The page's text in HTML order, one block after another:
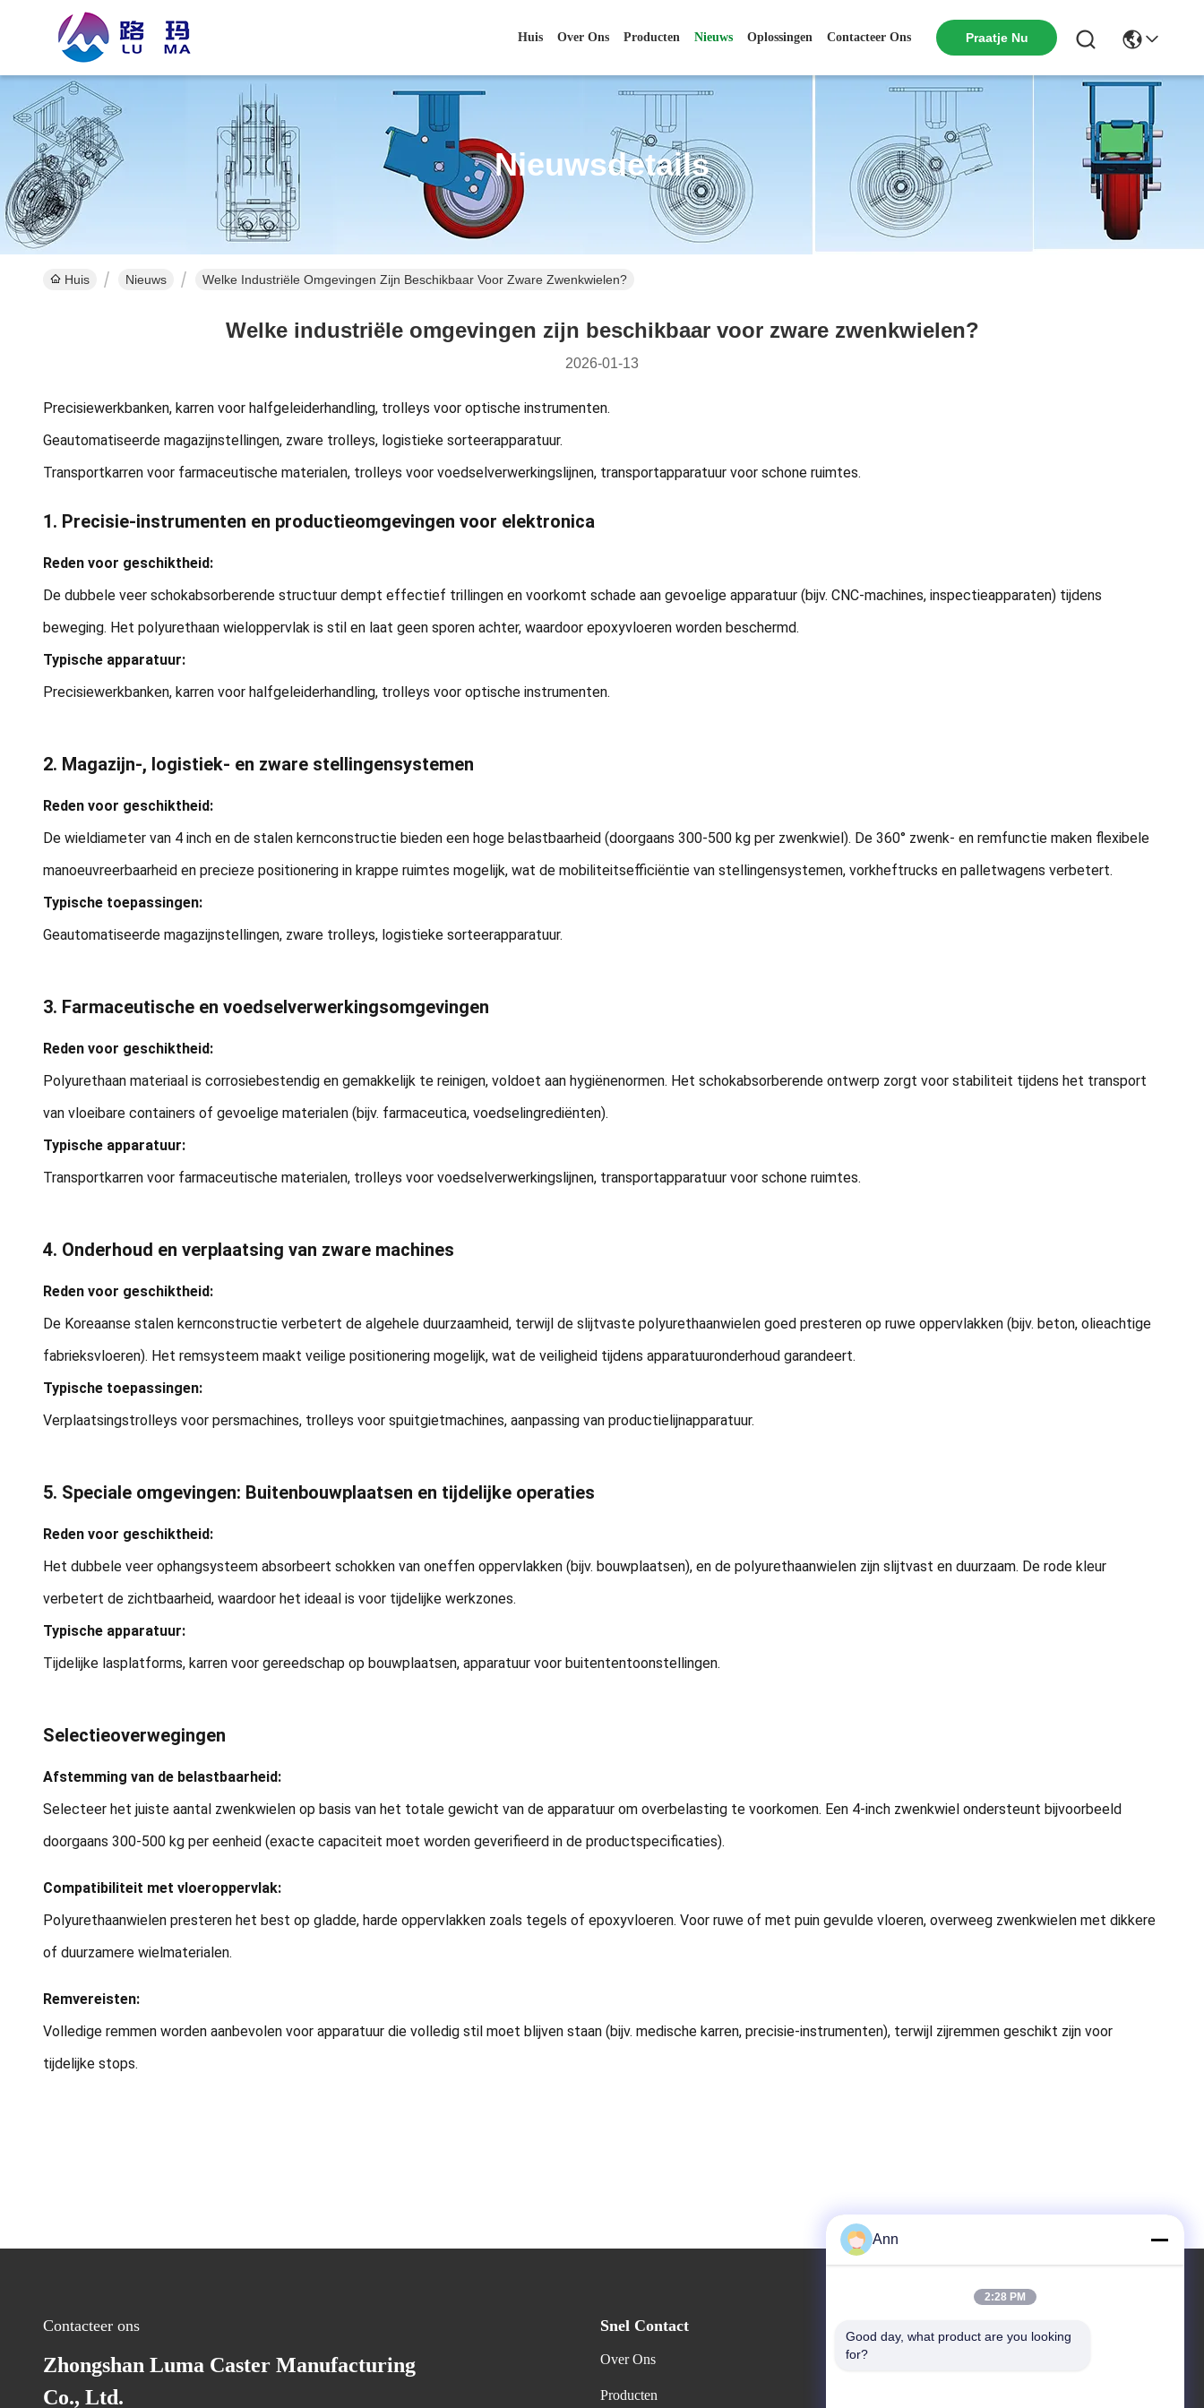
Huis Over Ons Producten Nieuws Oplossingen Contacteer Ons Praatje Nu
Nieuwsdetails
Huis Nieuws Welke Industriële Omgevingen Zijn Beschikbaar Voor Zware Zwenkwielen?
Welke industriële omgevingen zijn beschikbaar voor zware zwenkwielen?
2026-01-13
Precisiewerkbanken, karren voor halfgeleiderhandling, trolleys voor optische instrumenten.
Geautomatiseerde magazijnstellingen, zware trolleys, logistieke sorteerapparatuur.
Transportkarren voor farmaceutische materialen, trolleys voor voedselverwerkingslijnen, transportapparatuur voor schone ruimtes.
1. Precisie-instrumenten en productieomgevingen voor elektronica
Reden voor geschiktheid:
De dubbele veer schokabsorberende structuur dempt effectief trillingen en voorkomt schade aan gevoelige apparatuur (bijv. CNC-machines, inspectieapparaten) tijdens
beweging. Het polyurethaan wieloppervlak is stil en laat geen sporen achter, waardoor epoxyvloeren worden beschermd.
Typische apparatuur:
Precisiewerkbanken, karren voor halfgeleiderhandling, trolleys voor optische instrumenten.
2. Magazijn-, logistiek- en zware stellingensystemen
Reden voor geschiktheid:
De wieldiameter van 4 inch en de stalen kernconstructie bieden een hoge belastbaarheid (doorgaans 300-500 kg per zwenkwiel). De 360° zwenk- en remfunctie maken flexibele
manoeuvreerbaarheid en precieze positionering in krappe ruimtes mogelijk, wat de mobiliteitsefficiëntie van stellingensystemen, vorkheftrucks en palletwagens verbetert.
Typische toepassingen:
Geautomatiseerde magazijnstellingen, zware trolleys, logistieke sorteerapparatuur.
3. Farmaceutische en voedselverwerkingsomgevingen
Reden voor geschiktheid:
Polyurethaan materiaal is corrosiebestendig en gemakkelijk te reinigen, voldoet aan hygiënenormen. Het schokabsorberende ontwerp zorgt voor stabiliteit tijdens het transport
van vloeibare containers of gevoelige materialen (bijv. farmaceutica, voedselingrediënten).
Typische apparatuur:
Transportkarren voor farmaceutische materialen, trolleys voor voedselverwerkingslijnen, transportapparatuur voor schone ruimtes.
4. Onderhoud en verplaatsing van zware machines
Reden voor geschiktheid:
De Koreaanse stalen kernconstructie verbetert de algehele duurzaamheid, terwijl de slijtvaste polyurethaanwielen goed presteren op ruwe oppervlakken (bijv. beton, olieachtige
fabrieksvloeren). Het remsysteem maakt veilige positionering mogelijk, wat de veiligheid tijdens apparatuuronderhoud garandeert.
Typische toepassingen:
Verplaatsingstrolleys voor persmachines, trolleys voor spuitgietmachines, aanpassing van productielijnapparatuur.
5. Speciale omgevingen: Buitenbouwplaatsen en tijdelijke operaties
Reden voor geschiktheid:
Het dubbele veer ophangsysteem absorbeert schokken van oneffen oppervlakken (bijv. bouwplaatsen), en de polyurethaanwielen zijn slijtvast en duurzaam. De rode kleur
verbetert de zichtbaarheid, waardoor het ideaal is voor tijdelijke werkzones.
Typische apparatuur:
Tijdelijke lasplatforms, karren voor gereedschap op bouwplaatsen, apparatuur voor buitententoonstellingen.
Selectieoverwegingen
Afstemming van de belastbaarheid:
Selecteer het juiste aantal zwenkwielen op basis van het totale gewicht van de apparatuur om overbelasting te voorkomen. Een 4-inch zwenkwiel ondersteunt bijvoorbeeld
doorgaans 300-500 kg per eenheid (exacte capaciteit moet worden geverifieerd in de productspecificaties).
Compatibiliteit met vloeroppervlak:
Polyurethaanwielen presteren het best op gladde, harde oppervlakken zoals tegels of epoxyvloeren. Voor ruwe of met puin gevulde vloeren, overweeg zwenkwielen met dikkere
of duurzamere wielmaterialen.
Remvereisten:
Volledige remmen worden aanbevolen voor apparatuur die volledig stil moet blijven staan (bijv. medische karren, precisie-instrumenten), terwijl zijremmen geschikt zijn voor
tijdelijke stops.
Contacteer ons
Zhongshan Luma Caster Manufacturing
Co., Ltd.
Snel Contact
Over Ons
Producten
Adres
Ann
2:28 PM
Good day, what product are you looking
for?